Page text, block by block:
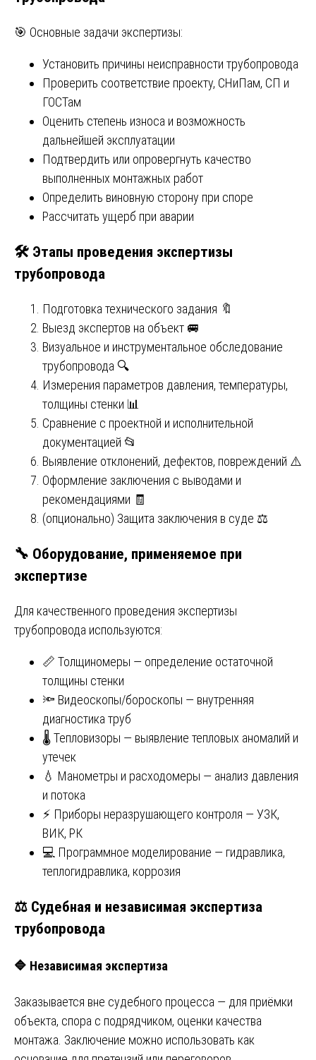
🎯 Основные задачи экспертизы:
Установить причины неисправности трубопровода
Проверить соответствие проекту, СНиПам, СП и
ГОСТам
Оценить степень износа и возможность
дальнейшей эксплуатации
Подтвердить или опровергнуть качество
выполненных монтажных работ
Определить виновную сторону при споре
Рассчитать ущерб при аварии
🛠️ Этапы проведения экспертизы
трубопровода
Подготовка технического задания 🔖
Выезд экспертов на объект 🚐
Визуальное и инструментальное обследование
трубопровода 🔍
Измерения параметров давления, температуры,
толщины стенки 📊
Сравнение с проектной и исполнительной
документацией 📂
Выявление отклонений, дефектов, повреждений ⚠️
Оформление заключения с выводами и
рекомендациями 🧾
(опционально) Защита заключения в суде ⚖️
🔧 Оборудование, применяемое при
экспертизе
Для качественного проведения экспертизы
трубопровода используются:
📏 Толщиномеры — определение остаточной
толщины стенки
🔦 Видеоскопы/бороскопы — внутренняя
диагностика труб
🌡️ Тепловизоры — выявление тепловых аномалий и
утечек
💧 Манометры и расходомеры — анализ давления
и потока
⚡ Приборы неразрушающего контроля — УЗК,
ВИК, РК
💻 Программное моделирование — гидравлика,
теплогидравлика, коррозия
⚖️ Судебная и независимая экспертиза
трубопровода
🔷 Независимая экспертиза
Заказывается вне судебного процесса — для приёмки
объекта, спора с подрядчиком, оценки качества
монтажа. Заключение можно использовать как